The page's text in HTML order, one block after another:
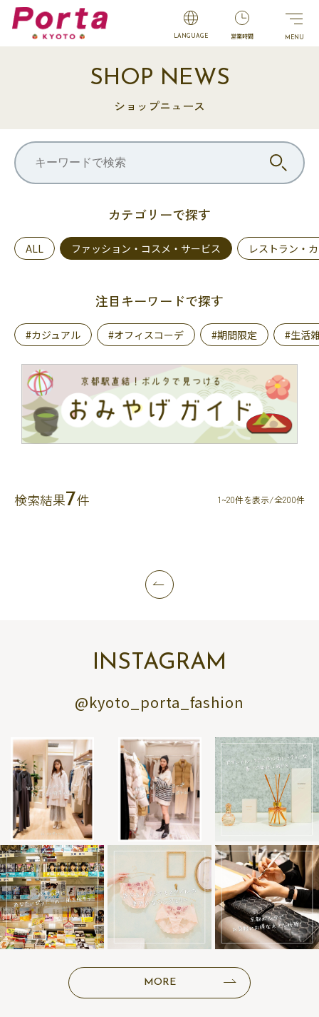
LANGUAGE 営業時間
SHOP NEWS
ショップニュース
カテゴリーで探す
ALL ファッション・コスメ・サービス レストラン・
注目キーワードで探す
#カジュアル #オフィスコーデ #期間限定 #生活
検索結果7件 1~20件を表示/全200件
INSTAGRAM
@kyoto_porta_fashion
MORE